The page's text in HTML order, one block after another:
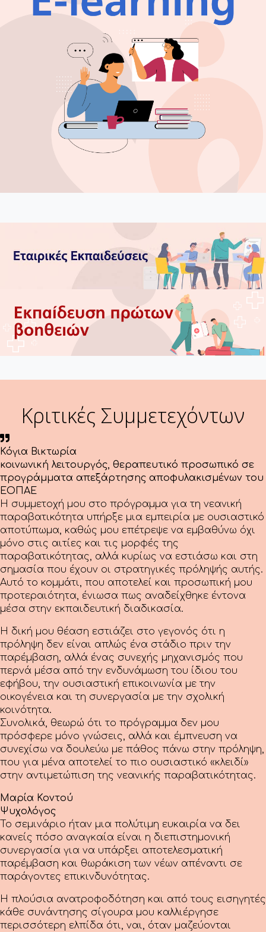
Κριτικές Συμμετεχόντων
Κόγια Βικτωρία
κοινωνική λειτουργός, θεραπευτικό προσωπικό σε
προγράμματα απεξάρτησης αποφυλακισμένων του
ΕΟΠΑΕ
Η συμμετοχή μου στο πρόγραμμα για τη νεανική
παραβατικότητα υπήρξε μια εμπειρία με ουσιαστικό
αποτύπωμα, καθώς μου επέτρεψε να εμβαθύνω όχι
μόνο στις αιτίες και τις μορφές της
παραβατικότητας, αλλά κυρίως να εστιάσω και στη
σημασία που έχουν οι στρατηγικές πρόληψής αυτής.
Αυτό το κομμάτι, που αποτελεί και προσωπική μου
προτεραιότητα, ένιωσα πως αναδείχθηκε έντονα
μέσα στην εκπαιδευτική διαδικασία.
Η δική μου θέαση εστιάζει στο γεγονός ότι η
πρόληψη δεν είναι απλώς ένα στάδιο πριν την
παρέμβαση, αλλά ένας συνεχής μηχανισμός που
περνά μέσα από την ενδυνάμωση του ίδιου του
εφήβου, την ουσιαστική επικοινωνία με την
οικογένεια και τη συνεργασία με την σχολική
κοινότητα.
Συνολικά, θεωρώ ότι το πρόγραμμα δεν μου
πρόσφερε μόνο γνώσεις, αλλά και έμπνευση να
συνεχίσω να δουλεύω με πάθος πάνω στην πρόληψη,
που για μένα αποτελεί το πιο ουσιαστικό «κλειδί»
στην αντιμετώπιση της νεανικής παραβατικότητας.
Μαρία Κοντού
Ψυχολόγος
Το σεμινάριο ήταν μια πολύτιμη ευκαιρία να δει
κανείς πόσο αναγκαία είναι η διεπιστημονική
συνεργασία για να υπάρξει αποτελεσματική
παρέμβαση και θωράκιση των νέων απέναντι σε
παράγοντες επικινδυνότητας.
Η πλούσια ανατροφοδότηση και από τους εισηγητές
κάθε συνάντησης σίγουρα μου καλλιέργησε
περισσότερη ελπίδα ότι, ναι, όταν μαζεύονται